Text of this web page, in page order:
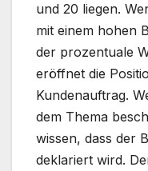
und 20 liegen.
mit einem hohen
der prozentuale
eröffnet die
Kundenauftrag.
dem Thema
wissen, dass der
deklariert wird.